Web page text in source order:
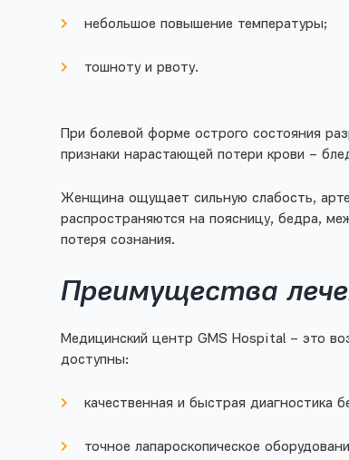
небольшое повышение температуры;
тошноту и рвоту.
При болевой форме острого состояния
признаки нарастающей потери крови –
Женщина ощущает сильную слабость,
распространяются на поясницу, бедра,
потеря сознания.
Преимущества
Медицинский центр GMS Hospital – это
доступны:
качественная и быстрая диагностика
точное лапароскопическое